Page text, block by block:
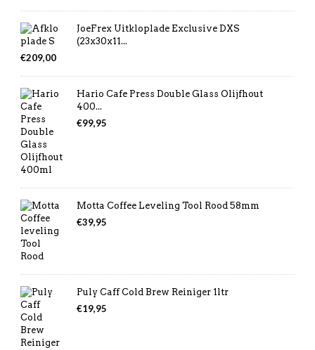
JoeFrex Uitkloplade Exclusive DXS
(23x30x11...
€209,00
Hario Cafe Press Double Glass Olijfhout
400...
€99,95
Motta Coffee Leveling Tool Rood 58mm
€39,95
Puly Caff Cold Brew Reiniger 1ltr
€19,95